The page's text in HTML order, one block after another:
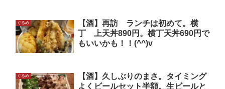
ぐるめ
【酒】再訪 ランチは初めて。横
丁 上天丼890円。横丁天丼690円で
もいいかも！！(^^)v
ぐるめ
【酒】久しぶりのまさ。タイミング
よくビールセット半額。生ビールと